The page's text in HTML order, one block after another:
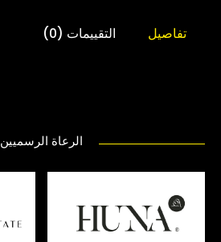
تفاصيل التقييمات (0)
الرعاة الرسميين